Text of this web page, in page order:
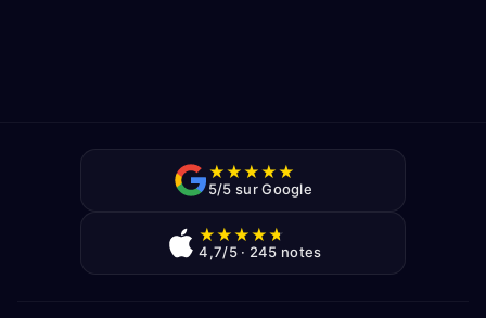
★★★★★
5/5 sur Google
★★★★★
4,7/5 · 245 notes